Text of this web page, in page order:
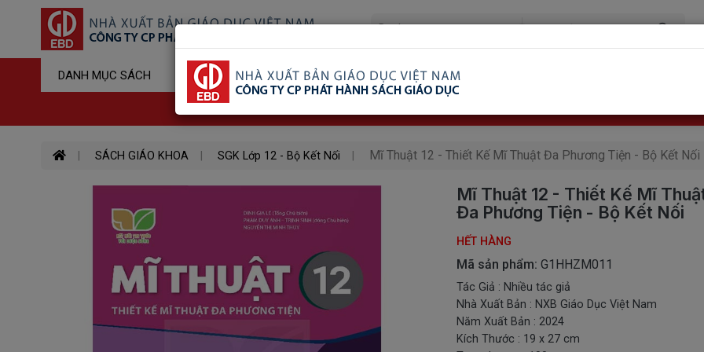
DANH MỤC SÁCH Sản Phẩm Đã Xem Ship COD Trên Toàn Quốc
SÁCH GIÁO KHOA SGK Lớp 12 - Bộ Kết Nối Mĩ Thuật 12 - Thiết Kế Mĩ Thuật Đa Phương Tiện - Bộ Kết Nối
Mĩ Thuật 12 - Thiết Kế Mĩ
Đa Phương Tiện - Bộ Kết Nối
HẾT HÀNG
Mã sản phẩm: G1HHZM011
Tác Giả : Nhiều tác giả
Nhà Xuất Bản : NXB Giáo Dục Việt Nam
Năm Xuất Bản : 2024
Kích Thước : 19 x 27 cm